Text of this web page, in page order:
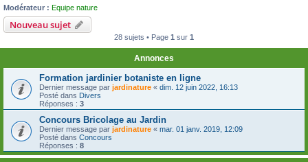
Modérateur : Equipe nature
Nouveau sujet
28 sujets • Page 1 sur 1
Annonces
Formation jardinier botaniste en ligne
Dernier message par jardinature « dim. 12 juin 2022, 16:13
Posté dans Divers
Réponses : 3
Concours Bricolage au Jardin
Dernier message par jardinature « mar. 01 janv. 2019, 12:09
Posté dans Concours
Réponses : 8